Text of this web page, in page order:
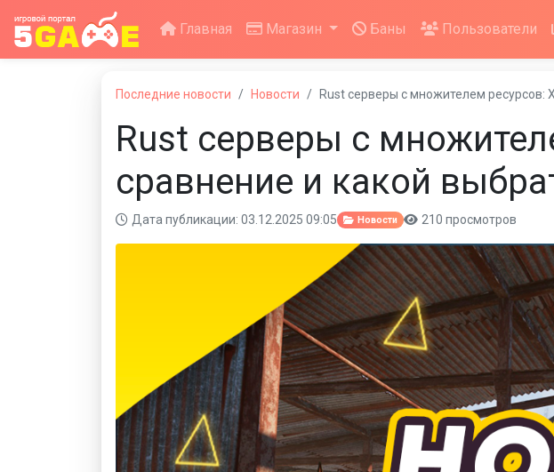
Главная Магазин Баны Пользователи
Последние новости Новости Rust серверы с множителем ресурсов:
Rust серверы с
сравнение и какой
Дата публикации: 03.12.2025 09:05 Новости 210 просмотров